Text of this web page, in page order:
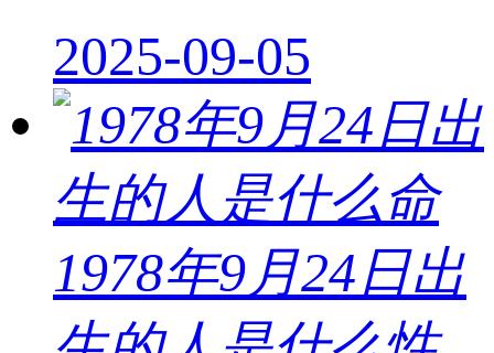
2025-09-05